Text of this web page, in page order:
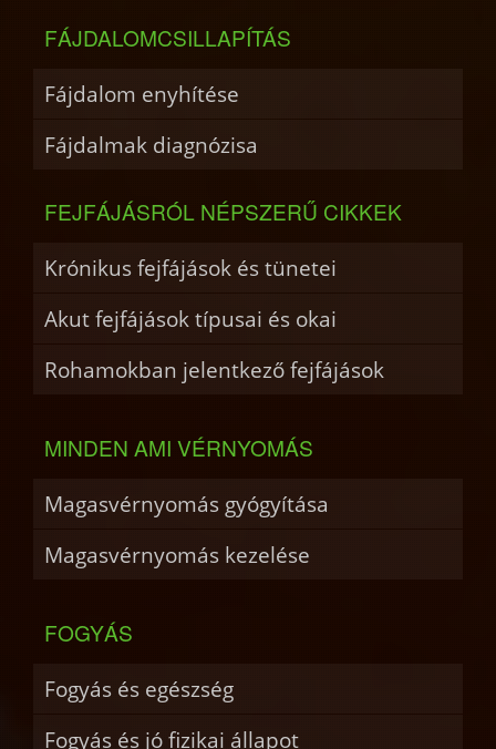
FÁJDALOMCSILLAPÍTÁS
Fájdalom enyhítése
Fájdalmak diagnózisa
FEJFÁJÁSRÓL NÉPSZERŰ CIKKEK
Krónikus fejfájások és tünetei
Akut fejfájások típusai és okai
Rohamokban jelentkező fejfájások
MINDEN AMI VÉRNYOMÁS
Magasvérnyomás gyógyítása
Magasvérnyomás kezelése
FOGYÁS
Fogyás és egészség
Fogyás és jó fizikai állapot